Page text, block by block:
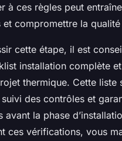
à ces règles peut
et compromettre la
cette étape, il est
installation complète
thermique. Cette liste
des contrôles et
avant la phase
ces vérifications, vous